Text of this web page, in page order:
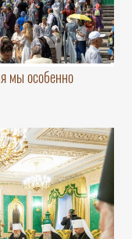
мы особенно